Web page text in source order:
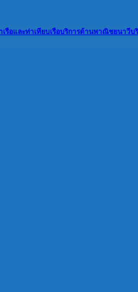
เรือและท่าเทียบเรือบริการด้านพาณิชยนาวีบ